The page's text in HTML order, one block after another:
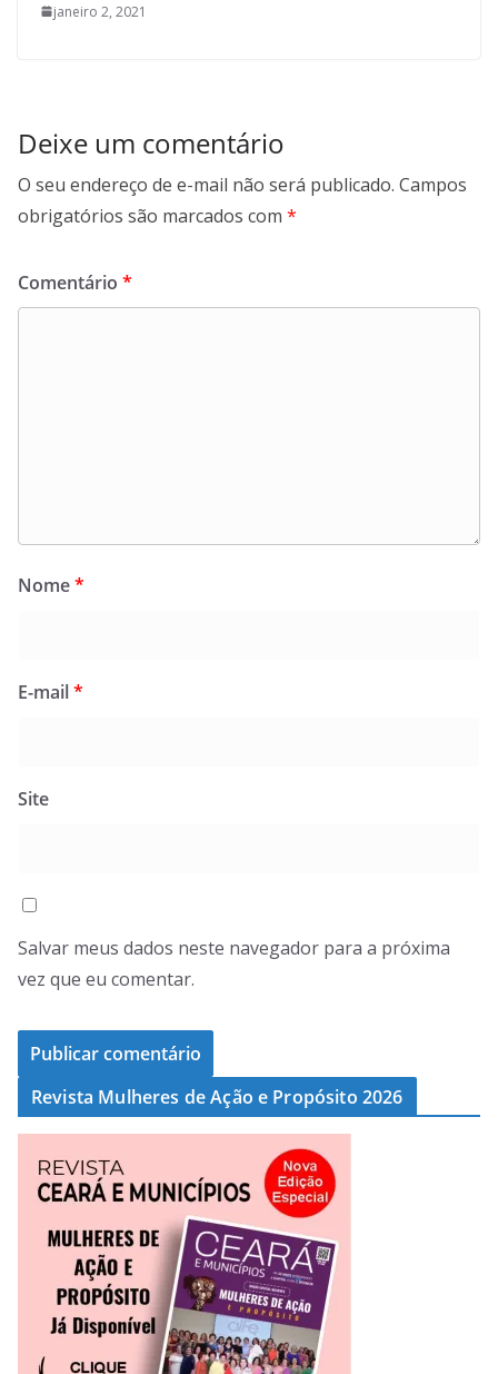
janeiro 2, 2021
Deixe um comentário
O seu endereço de e-mail não será publicado. Campos
obrigatórios são marcados com *
Comentário *
Nome*
E-mail*
Site
Salvar meus dados neste navegador para a próxima
vez que eu comentar.
Revista Mulheres de Ação e Propósito 2026